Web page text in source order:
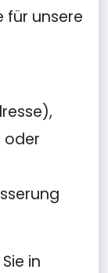
für unsere
oder
in